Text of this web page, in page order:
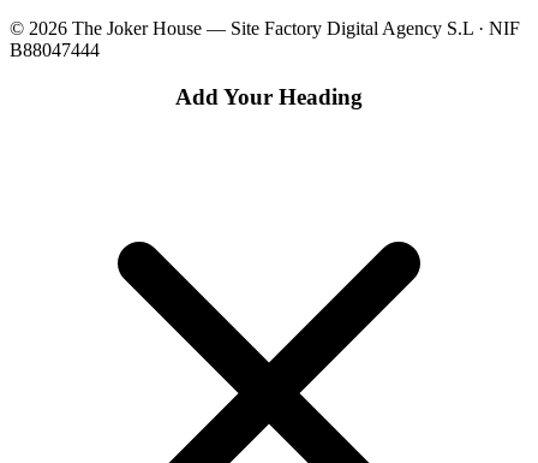
© 2026 The Joker House — Site Factory Digital Agency S.L · NIF
B88047444
Add Your Heading